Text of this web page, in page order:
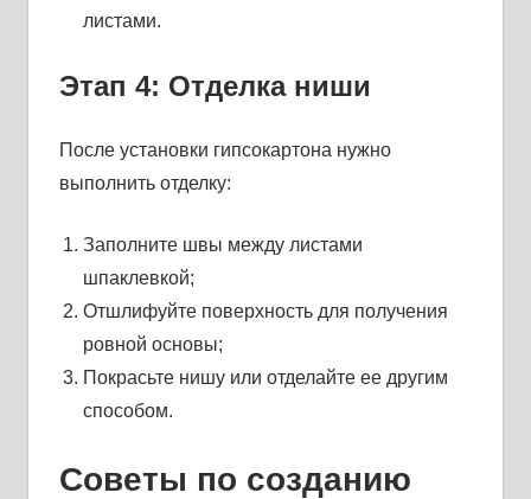
листами.
Этап 4: Отделка ниши
После установки гипсокартона нужно
выполнить отделку:
Заполните швы между листами
шпаклевкой;
Отшлифуйте поверхность для получения
ровной основы;
Покрасьте нишу или отделайте ее другим
способом.
Советы по созданию